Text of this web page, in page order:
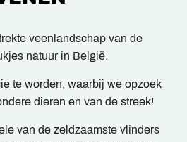
veenlandschap van de
natuur in België.
te worden, waarbij we opzoek
dieren en van de streek!
van de zeldzaamste vlinders